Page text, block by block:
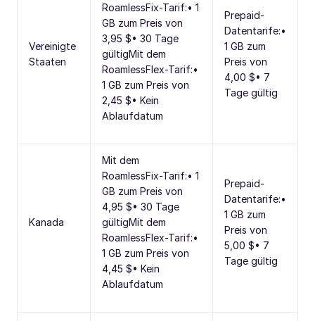
Vereinigte
Staaten
RoamlessFix-Tarif:• 1
GB zum Preis von
3,95 $• 30 Tage
gültigMit dem
RoamlessFlex-Tarif:•
1 GB zum Preis von
2,45 $• Kein
Ablaufdatum
Prepaid-
Datentarife:•
1 GB zum
Preis von
4,00 $• 7
Tage gültig
Kanada
Mit dem
RoamlessFix-Tarif:• 1
GB zum Preis von
4,95 $• 30 Tage
gültigMit dem
RoamlessFlex-Tarif:•
1 GB zum Preis von
4,45 $• Kein
Ablaufdatum
Prepaid-
Datentarife:•
1 GB zum
Preis von
5,00 $• 7
Tage gültig